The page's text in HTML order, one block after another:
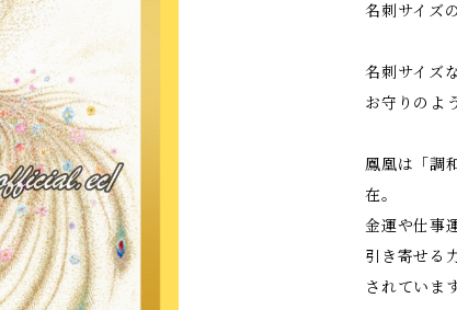
名刺サイズ
名刺サイズ
お守りのよ
鳳凰は「調
在。
金運や仕事
引き寄せる
されていま